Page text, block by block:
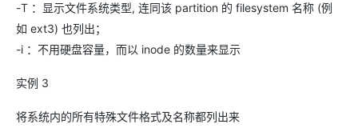
-T ：显示文件系统类型, 连同该 partition 的 filesystem 名称 (例
如 ext3) 也列出；
-i ：不用硬盘容量，而以 inode 的数量来显示
实例 3
将系统内的所有特殊文件格式及名称都列出来